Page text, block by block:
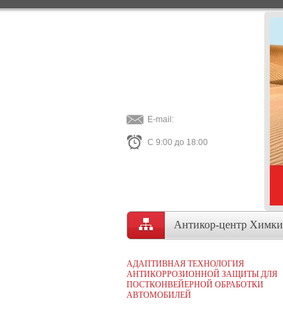
E-mail:
С 9:00 до 18:00
Антикор-центр Химки
АДАПТИВНАЯ ТЕХНОЛОГИЯ
АНТИКОРРОЗИОННОЙ ЗАЩИТЫ ДЛЯ
ПОСТКОНВЕЙЕРНОЙ ОБРАБОТКИ
АВТОМОБИЛЕЙ